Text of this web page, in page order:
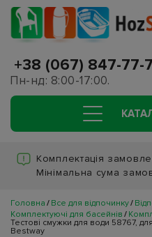
+38 (067) 847-77-
Пн-нд: 8:00-17:00.
Комплектація
Мінімальна сума
Головна Все для відпочинку
Комплектуючі для басейнів
Тестові смужки для води 58767,
Bestway